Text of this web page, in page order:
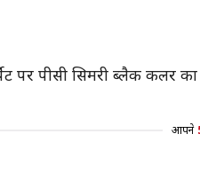
पर पीसी सिमरी ब्लैक कलर
आपने